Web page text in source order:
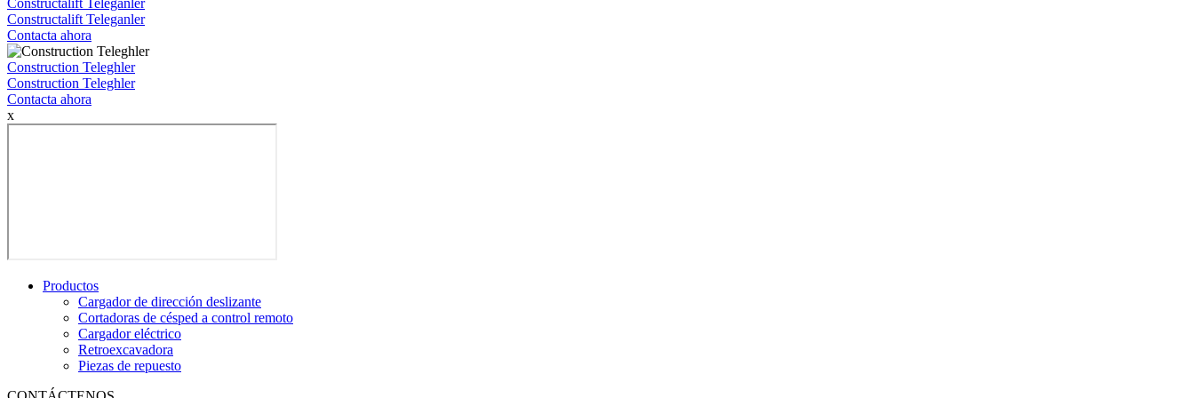
Constructalift Teleganler
Contacta ahora
Construction Teleghler
Construction Teleghler
Contacta ahora
x
Productos
Cargador de dirección deslizante
Cortadoras de césped a control remoto
Cargador eléctrico
Retroexcavadora
Piezas de repuesto